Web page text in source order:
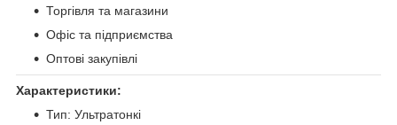
Торгівля та магазини
Офіс та підприємства
Оптові закупівлі
Характеристики:
Тип: Ультратонкі